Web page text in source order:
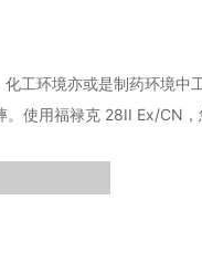
工环境亦或是制药环境中
使用福禄克 28II Ex/CN